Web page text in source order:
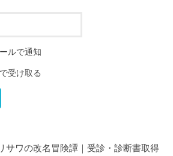
ルで通知
受け取る
サワの改名冒険譚｜受診・診断書取得